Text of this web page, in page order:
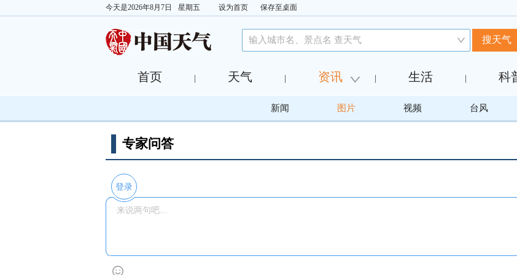
今天是2026年8月7日 星期五 设为首页 保存至桌面
首页 天气 资讯 生活 科
新闻 图片 视频 台风
专家问答
登录